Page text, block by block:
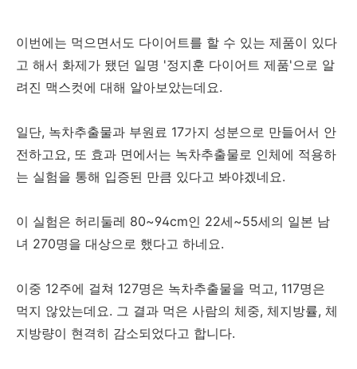
이번에는 먹으면서도 다이어트를 할 수 있는 제품이 있다
고 해서 화제가 됐던 일명 '정지훈 다이어트 제품'으로 알
려진 맥스컷에 대해 알아보았는데요.
일단, 녹차추출물과 부원료 17가지 성분으로 만들어서 안
전하고요, 또 효과 면에서는 녹차추출물로 인체에 적용하
는 실험을 통해 입증된 만큼 있다고 봐야겠네요.
이 실험은 허리둘레 80~94cm인 22세~55세의 일본 남
녀 270명을 대상으로 했다고 하네요.
이중 12주에 걸쳐 127명은 녹차추출물을 먹고, 117명은
먹지 않았는데요. 그 결과 먹은 사람의 체중, 체지방률, 체
지방량이 현격히 감소되었다고 합니다.